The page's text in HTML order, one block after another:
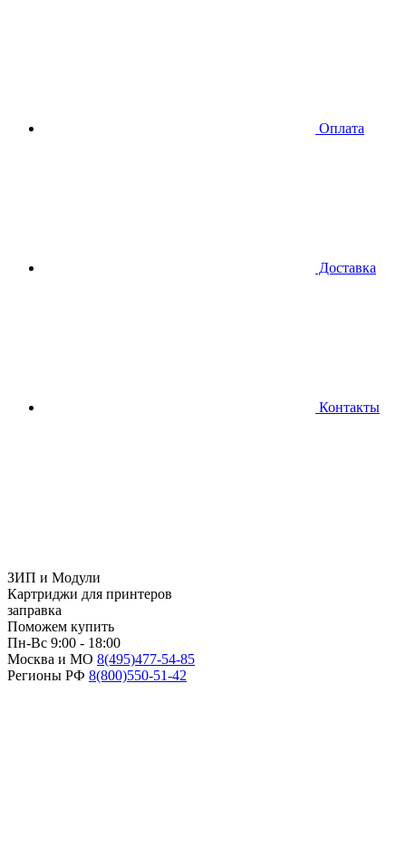
Оплата
Доставка
Контакты
ЗИП и Модули
Картриджи для принтеров
заправка
Поможем купить
Пн-Вс 9:00 - 18:00
Москва и МО 8(495)477-54-85
Регионы РФ 8(800)550-51-42